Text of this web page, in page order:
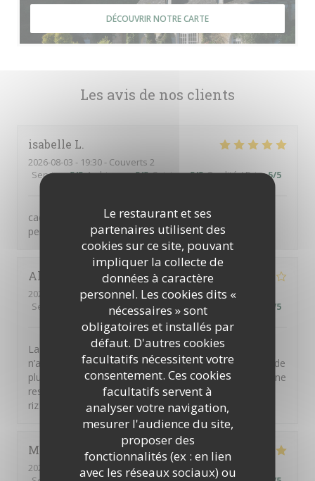
Le restaurant et ses
partenaires utilisent des
cookies sur ce site, pouvant
impliquer la collecte de
données à caractère
personnel. Les cookies dits «
nécessaires » sont
obligatoires et installés par
défaut. D'autres cookies
facultatifs nécessitent votre
consentement. Ces cookies
facultatifs servent à
analyser votre navigation,
mesurer l'audience du site,
proposer des
fonctionnalités (ex : en lien
avec les réseaux sociaux) ou
Les avis de nos clients
isabelle L
2026-08-03 - 19:30 - Couverts 2
Service:5/5 Ambiance:5/5 Cuisine:5/5 Qualité / Prix:5/5
cadre magnifique avec son jardin, service excellent,
personnel très accueillant, menu top
Alain
2026-08-06
- 19:45 - Couverts 4
Service
Ambiance:3/5 Cuisine :3/5 Qualité / Prix /5
La terrine de foie gras n’avait aucun goût et le magret
n’a pas été servi rosé comme attendu mais à point et de
plus n’avait pas bon goût ( à vrai dire le morceau servi ne
ressemblait pas à du magret) Par contre le feuilleté de
riz de veau était parfait en terme de dosage du poivre.
Martine H
2026-08-06
- 19:30 - Couverts 3
DÉCOUVRIR NOTRE CARTE